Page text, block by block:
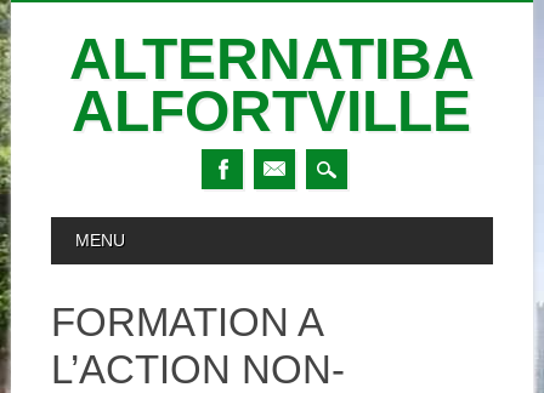
ALTERNATIBA
ALFORTVILLE
MAIN MENU
MENU
FORMATION A
L’ACTION NON-